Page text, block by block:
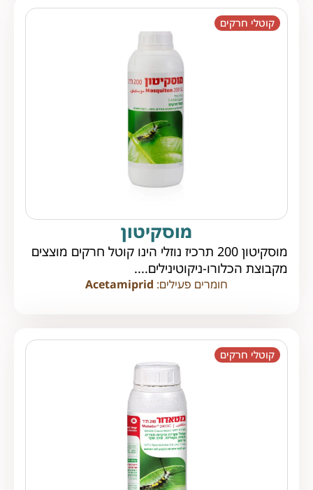
קוטלי חרקים
מוסקיטון
מוסקיטון 200 תרכיז נוזלי הינו קוטל חרקים מוצצים
מקבוצת הכלורו-ניקוטינילים....
חומרים פעילים: Acetamiprid
קוטלי חרקים